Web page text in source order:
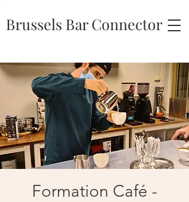
Brussels Bar Connector
Formation Café -